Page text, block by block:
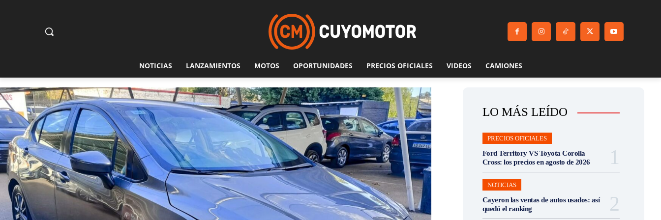
NOTICIAS LANZAMIENTOS MOTOS OPORTUNIDADES PRECIOS OFICIALES VIDEOS CAMIONES
LO MÁS LEÍDO
PRECIOS OFICIALES
Ford Territory VS Toyota Corolla
Cross: los precios en agosto de 2026
NOTICIAS
Cayeron las ventas de autos usados: así
quedó el ranking